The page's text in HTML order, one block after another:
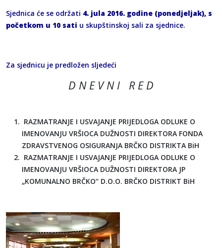
Sjednica će se održati 4. jula 2016. godine (ponedjeljak), s
početkom u 10 sati u skupštinskoj sali za sjednice.
Za sjednicu je predložen sljedeći
D N E V N I R E D
RAZMATRANJE I USVAJANJE PRIJEDLOGA ODLUKE O
IMENOVANJU VRŠIOCA DUŽNOSTI DIREKTORA FONDA
ZDRAVSTVENOG OSIGURANJA BRČKO DISTRIKTA BiH
RAZMATRANJE I USVAJANJE PRIJEDLOGA ODLUKE O
IMENOVANJU VRŠIOCA DUŽNOSTI DIREKTORA JP
„KOMUNALNO BRČKO“ D.O.O. BRČKO DISTRIKT BiH